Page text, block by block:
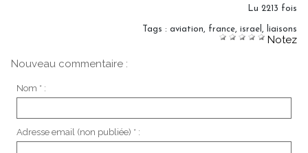
Lu 2213 fois
Tags : aviation, france, israel , liaisons
Notez
Nouveau commentaire :
Nom * :
Adresse email (non publiée) * :